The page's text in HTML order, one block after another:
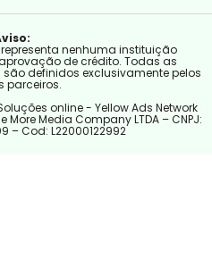
nenhuma instituição
de crédito. Todas as
definidos exclusivamente pelos
parceiros.
online - Yellow Ads Network
More Media Company LTDA – CNPJ:
– Cod: L22000122992